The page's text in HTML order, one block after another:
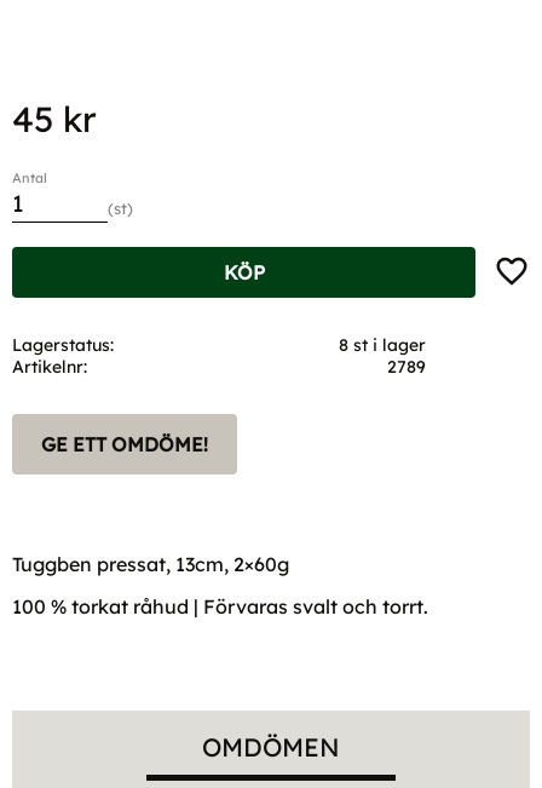
45 kr
Antal
st
KÖP
Lagerstatus
8 st i lager
Artikelnr
2789
GE ETT OMDÖME!
Tuggben pressat, 13cm, 2×60g
100 % torkat råhud | Förvaras svalt och torrt.
OMDÖMEN